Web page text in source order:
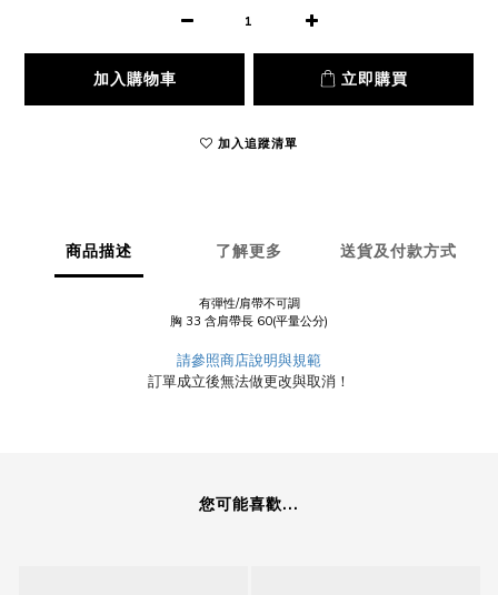
加入購物車 立即購買
加入追蹤清單
商品描述 了解更多 送貨及付款方式
有彈性/肩帶不可調
胸 33 含肩帶長 60(平量公分)
請參照商店說明與規範
訂單成立後無法做更改與取消！
您可能喜歡...